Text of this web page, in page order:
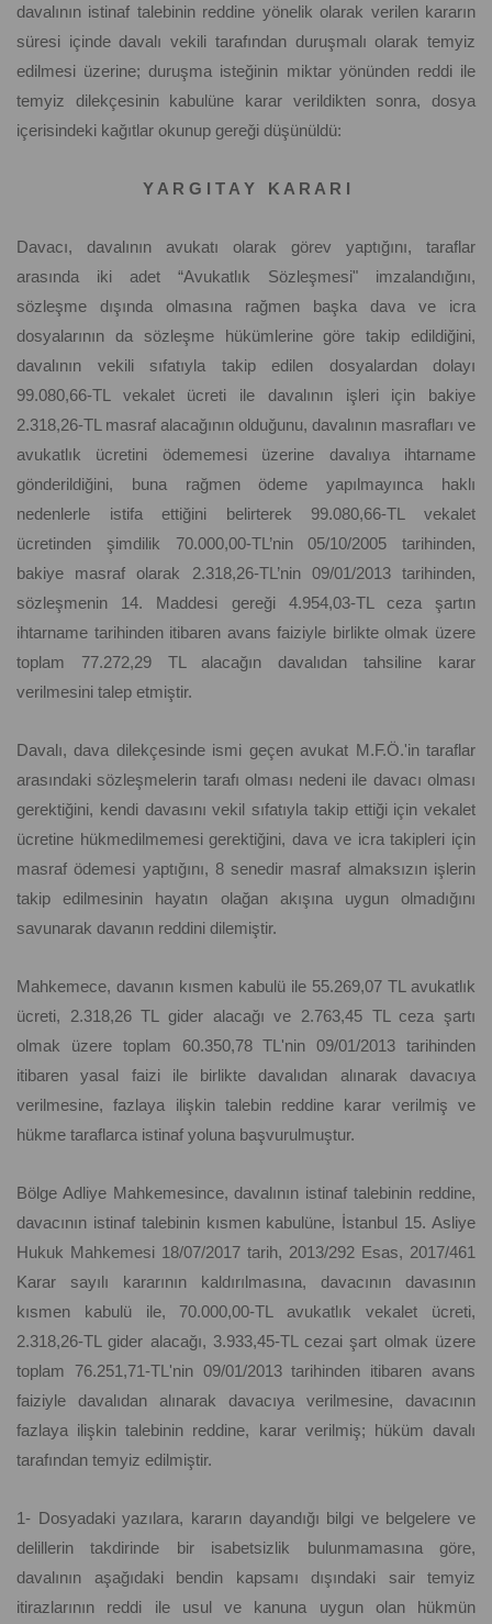
davalının istinaf talebinin reddine yönelik olarak verilen kararın
süresi içinde davalı vekili tarafından duruşmalı olarak temyiz
edilmesi üzerine; duruşma isteğinin miktar yönünden reddi ile
temyiz dilekçesinin kabulüne karar verildikten sonra, dosya
içerisindeki kağıtlar okunup gereği düşünüldü:
Y A R G I T A Y K A R A R I
Davacı, davalının avukatı olarak görev yaptığını, taraflar
arasında iki adet “Avukatlık Sözleşmesi" imzalandığını,
sözleşme dışında olmasına rağmen başka dava ve icra
dosyalarının da sözleşme hükümlerine göre takip edildiğini,
davalının vekili sıfatıyla takip edilen dosyalardan dolayı
99.080,66-TL vekalet ücreti ile davalının işleri için bakiye
2.318,26-TL masraf alacağının olduğunu, davalının masrafları ve
avukatlık ücretini ödememesi üzerine davalıya ihtarname
gönderildiğini, buna rağmen ödeme yapılmayınca haklı
nedenlerle istifa ettiğini belirterek 99.080,66-TL vekalet
ücretinden şimdilik 70.000,00-TL’nin 05/10/2005 tarihinden,
bakiye masraf olarak 2.318,26-TL’nin 09/01/2013 tarihinden,
sözleşmenin 14. Maddesi gereği 4.954,03-TL ceza şartın
ihtarname tarihinden itibaren avans faiziyle birlikte olmak üzere
toplam 77.272,29 TL alacağın davalıdan tahsiline karar
verilmesini talep etmiştir.
Davalı, dava dilekçesinde ismi geçen avukat M.F.Ö.'in taraflar
arasındaki sözleşmelerin tarafı olması nedeni ile davacı olması
gerektiğini, kendi davasını vekil sıfatıyla takip ettiği için vekalet
ücretine hükmedilmemesi gerektiğini, dava ve icra takipleri için
masraf ödemesi yaptığını, 8 senedir masraf almaksızın işlerin
takip edilmesinin hayatın olağan akışına uygun olmadığını
savunarak davanın reddini dilemiştir.
Mahkemece, davanın kısmen kabulü ile 55.269,07 TL avukatlık
ücreti, 2.318,26 TL gider alacağı ve 2.763,45 TL ceza şartı
olmak üzere toplam 60.350,78 TL'nin 09/01/2013 tarihinden
itibaren yasal faizi ile birlikte davalıdan alınarak davacıya
verilmesine, fazlaya ilişkin talebin reddine karar verilmiş ve
hükme taraflarca istinaf yoluna başvurulmuştur.
Bölge Adliye Mahkemesince, davalının istinaf talebinin reddine,
davacının istinaf talebinin kısmen kabulüne, İstanbul 15. Asliye
Hukuk Mahkemesi 18/07/2017 tarih, 2013/292 Esas, 2017/461
Karar sayılı kararının kaldırılmasına, davacının davasının
kısmen kabulü ile, 70.000,00-TL avukatlık vekalet ücreti,
2.318,26-TL gider alacağı, 3.933,45-TL cezai şart olmak üzere
toplam 76.251,71-TL'nin 09/01/2013 tarihinden itibaren avans
faiziyle davalıdan alınarak davacıya verilmesine, davacının
fazlaya ilişkin talebinin reddine, karar verilmiş; hüküm davalı
tarafından temyiz edilmiştir.
1- Dosyadaki yazılara, kararın dayandığı bilgi ve belgelere ve
delillerin takdirinde bir isabetsizlik bulunmamasına göre,
davalının aşağıdaki bendin kapsamı dışındaki sair temyiz
itirazlarının reddi ile usul ve kanuna uygun olan hükmün